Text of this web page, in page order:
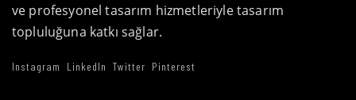
ve profesyonel tasarım hizmetleriyle tasarım
topluluğuna katkı sağlar.
Instagram LinkedIn Twitter Pinterest